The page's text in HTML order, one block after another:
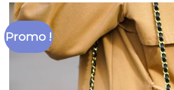
Promo !